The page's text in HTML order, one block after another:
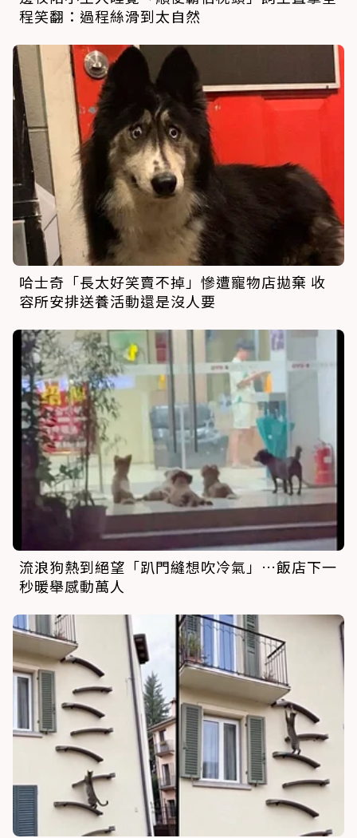
程笑翻：過程絲滑到太自然
哈士奇「長太好笑賣不掉」慘遭寵物店拋棄 收
容所安排送養活動還是沒人要
流浪狗熱到絕望「趴門縫想吹冷氣」…飯店下一
秒暖舉感動萬人